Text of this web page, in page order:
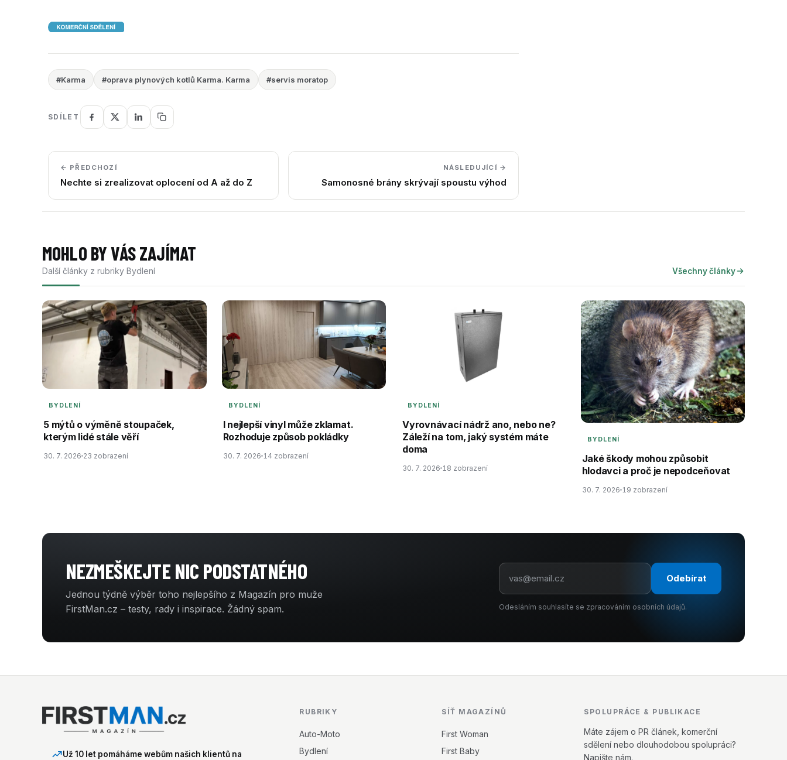
#Karma #oprava plynových kotlů Karma. Karma #servis moratop
SDÍLET
← PŘEDCHOZÍ
Nechte si zrealizovat oplocení od A až do Z
NÁSLEDUJÍCÍ →
Samonosné brány skrývají spoustu výhod
MOHLO BY VÁS ZAJÍMAT
Další články z rubriky Bydlení Všechny články
BYDLENÍ
5 mýtů o výměně stoupaček,
kterým lidé stále věří
30. 7. 2026 23 zobrazení
BYDLENÍ
I nejlepší vinyl může zklamat.
Rozhoduje způsob pokládky
30. 7. 2026 14 zobrazení
BYDLENÍ
Vyrovnávací nádrž ano, nebo ne?
Záleží na tom, jaký systém máte
doma
30. 7. 2026 18 zobrazení
BYDLENÍ
Jaké škody mohou způsobit
hlodavci a proč je nepodceňovat
30. 7. 2026 19 zobrazení
NEZMEŠKEJTE NIC PODSTATNÉHO
Jednou týdně výběr toho nejlepšího z Magazín pro muže
FirstMan.cz – testy, rady i inspirace. Žádný spam.
Odebírat
Odesláním souhlasíte se zpracováním osobních údajů.
Už 10 let pomáháme webům našich klientů na
RUBRIKY
Auto-Moto
Bydlení
SÍŤ MAGAZÍNŮ
First Woman
First Baby
SPOLUPRÁCE & PUBLIKACE
Máte zájem o PR článek, komerční
sdělení nebo dlouhodobou spolupráci?
Napište nám.